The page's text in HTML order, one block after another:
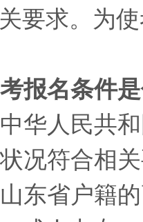
要求。为
报名条件
中华人民共
状况符合相
山东省户籍